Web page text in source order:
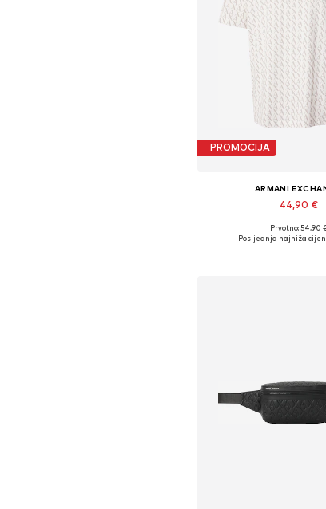
PROMOCIJA
ARMANI
44,90 €
Dostupne veličine: S, M,
Prvotno: 54,90
Posljednja najniža